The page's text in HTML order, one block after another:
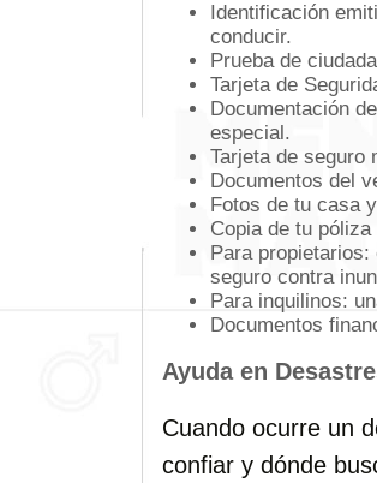
Identificación
conducir.
Prueba de
Tarjeta de
Documentación
especial.
Tarjeta de seguro
Documentos del
Fotos de tu casa
Copia de tu
Para
seguro contra
Para inquilinos:
Documentos
Ayuda en
Cuando ocurre un
confiar y dónde